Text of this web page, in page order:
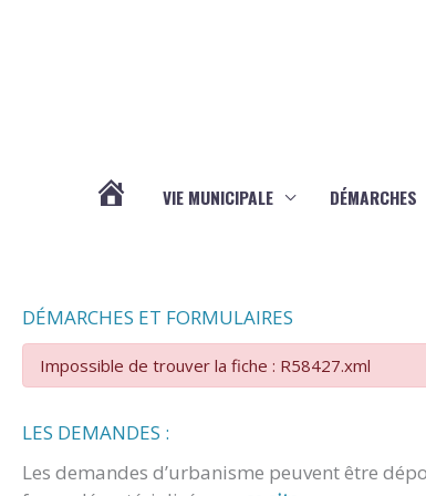
VIE MUNICIPALE DÉMARCHES
DÉMARCHES ET FORMULAIRES
Impossible de trouver la fiche : R58427.xml
LES DEMANDES :
Les demandes d’urbanisme peuvent être